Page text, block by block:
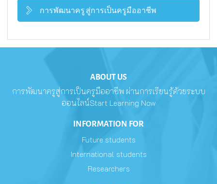
การพัฒนาครู สู่การเป็นครูมืออาชีพ
ABOUT US
การพัฒนาครูสู่การเป็นครูมืออาชีพ ผ่านการเรียนรู้ด้วยระบบ
ออนไลน์Start Learning Now
INFORMATION FOR
Future students
International students
Researchers